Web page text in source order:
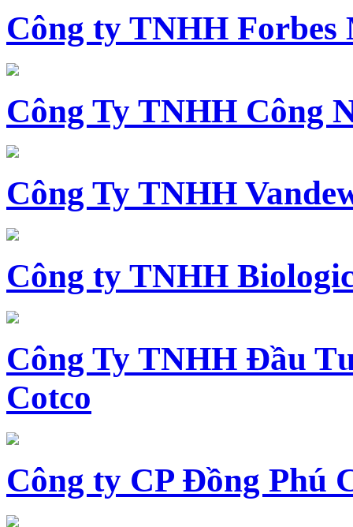
Công ty TNHH
Công Ty TNHH Công
Công Ty TNHH
Công ty TNHH
Công Ty TNHH Đầu
Cotco
Công ty CP Đồng Phú